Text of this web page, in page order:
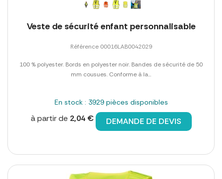
Veste de sécurité enfant personnalisable
Référence 00016LAB0042029
100 % polyester. Bords en polyester noir. Bandes de sécurité de 50
mm cousues. Conforme à la...
En stock : 3929 pièces disponibles
à partir de 2,04 € DEMANDE DE DEVIS